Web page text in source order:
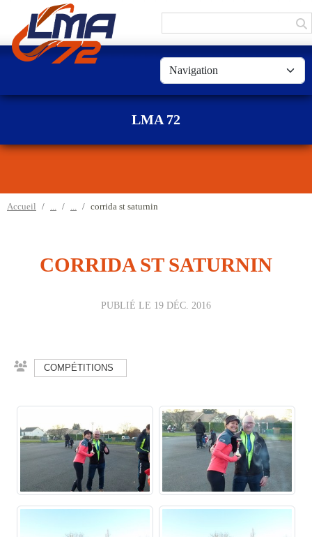
LMA 72
Accueil corrida st saturnin
CORRIDA ST SATURNIN
PUBLIÉ LE 19 DÉC. 2016
COMPÉTITIONS
Panneau de gestion des cookies